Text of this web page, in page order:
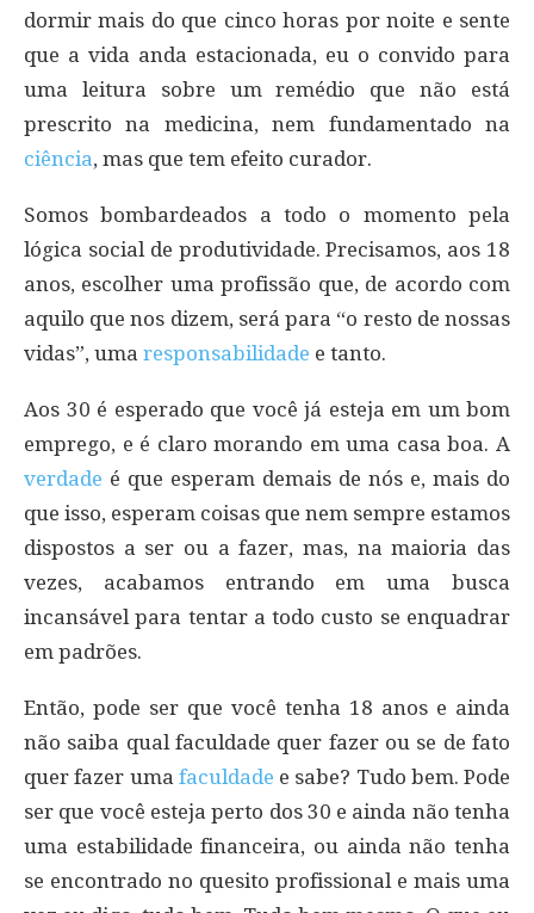
dormir mais do que cinco horas por noite e sente
que a vida anda estacionada, eu o convido para
uma leitura sobre um remédio que não está
prescrito na medicina, nem fundamentado na
ciência, mas que tem efeito curador.
Somos bombardeados a todo o momento pela
lógica social de produtividade. Precisamos, aos 18
anos, escolher uma profissão que, de acordo com
aquilo que nos dizem, será para “o resto de nossas
vidas”, uma responsabilidade e tanto.
Aos 30 é esperado que você já esteja em um bom
emprego, e é claro morando em uma casa boa. A
verdade é que esperam demais de nós e, mais do
que isso, esperam coisas que nem sempre estamos
dispostos a ser ou a fazer, mas, na maioria das
vezes, acabamos entrando em uma busca
incansável para tentar a todo custo se enquadrar
em padrões.
Então, pode ser que você tenha 18 anos e ainda
não saiba qual faculdade quer fazer ou se de fato
quer fazer uma faculdade e sabe? Tudo bem. Pode
ser que você esteja perto dos 30 e ainda não tenha
uma estabilidade financeira, ou ainda não tenha
se encontrado no quesito profissional e mais uma